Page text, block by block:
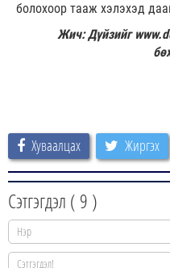
болохоор тааж хэлэхэд
Жич: Дүйзийг
Хуваалцах Жиргэх
Сэтгэгдэл ( 9 )